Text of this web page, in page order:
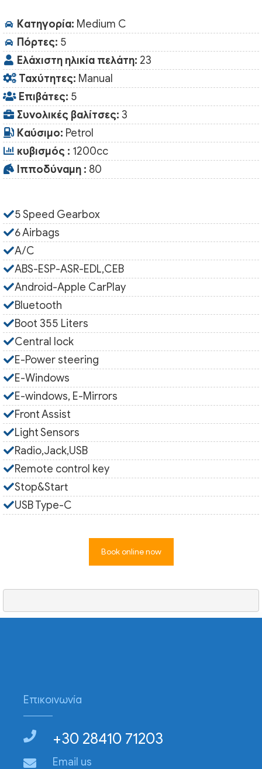
Κατηγορία: Medium C
Πόρτες: 5
Ελάχιστη ηλικία πελάτη: 23
Ταχύτητες: Manual
Επιβάτες: 5
Συνολικές βαλίτσες: 3
Καύσιμο: Petrol
κυβισμός : 1200cc
Ιπποδύναμη : 80
5 Speed Gearbox
6 Airbags
A/C
ABS-ESP-ASR-EDL,CEB
Android-Apple CarPlay
Bluetooth
Boot 355 Liters
Central lock
E-Power steering
E-Windows
E-windows, E-Mirrors
Front Assist
Light Sensors
Radio,Jack,USB
Remote control key
Stop&Start
USB Type-C
Book online now
Επικοινωνία
+30 28410 71203
Email us